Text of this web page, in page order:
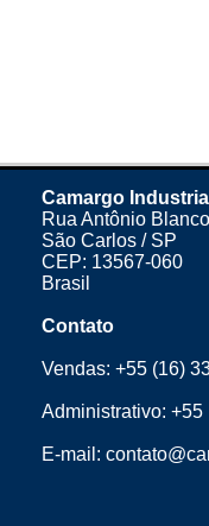
Camargo
Rua Antônio
São Carlos / SP
CEP: 13567-060
Brasil
Contato
Vendas:+55 (16)
Administrativo:+55
E-mail: